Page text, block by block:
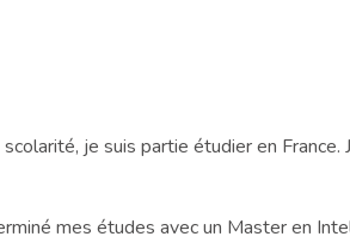
je suis partie étudier en France.
mes études avec un Master en